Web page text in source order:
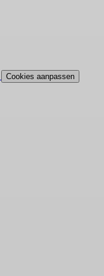
Cookies aanpassen